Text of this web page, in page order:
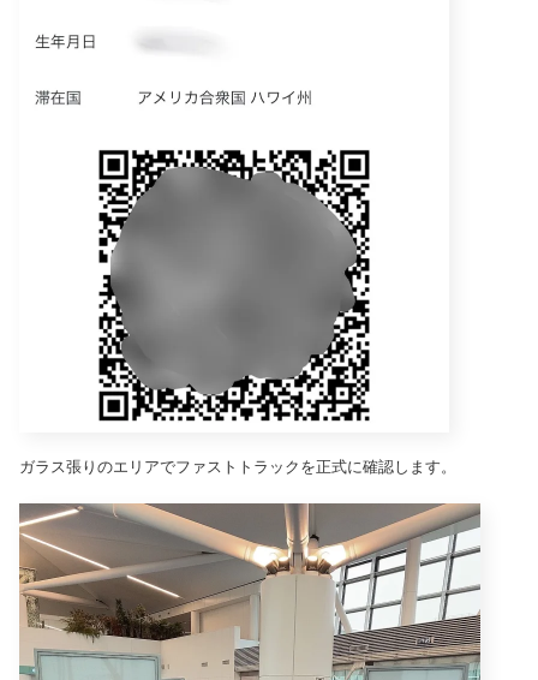
ガラス張りのエリアでファストトラックを正式に確認します。